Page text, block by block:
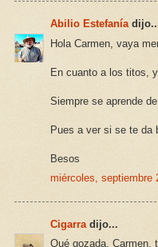
Abilio Estefanía
Hola Carmen, vaya
En cuanto a los titos,
Siempre se aprende
Pues a ver si se te da
Besos
miércoles, septiembre
Cigarra dijo...
Qué gozada, Carmen,